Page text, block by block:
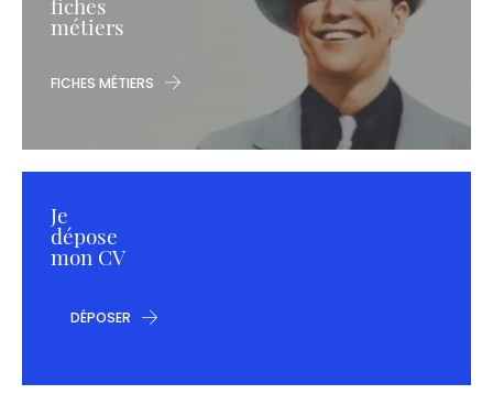
métiers
FICHES MÉTIERS
Je
dépose
mon CV
DÉPOSER